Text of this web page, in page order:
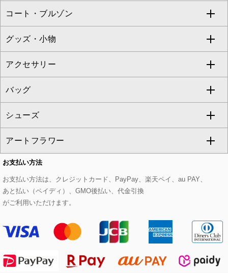
TONEA
al'aise modulation
GEORGES RECH
GIANNI LO GIUDICE
CHRISTIAN AUJARD
CHRISTIAN AUJARD Lサイズ
eur3
Maison de CINQ
MK MICHEL KLEIN BAG
HIROKO KOSHINO
カーディガン
アンサンブルセット
ベスト・ジレ
パーカー
タンクトップ・キャミソール
スウェット・ジャージー
その他のトップス
チュニック
ジャンパースカート
その他のワンピース・ドレス
クロップド・半端丈パンツ
ガウチョ・ワイドパンツ
ハーフ・ショート丈パンツ
サロペット・オールインワン
その他のパンツ
ロング・マキシ丈スカート
ひざ丈スカート
ミモレ丈スカート
ショート・ミニ丈スカート
その他のスカート
すべてのジャケット・スーツ
テーラードジャケット
ノーカラージャケット
セットアップ
セットアップジャケット
セットアップパンツ
セットアップスカート
セットアップワンピース
コート・ブルゾン
すべてのコート・ブルゾン
トレンチコート
ピーコート
ダッフルコート
チェスターコート
モッズコート
ステンカラーコート
ライダースジャケット
デニムジャケット
グッズ・小物
すべてのグッズ・小物
マスク
ストール・マフラー・スヌード
ベルト・サスペンダー
帽子
ヘアアクセサリー
ハンカチ・バンダナ
手袋
アクセサリー
すべてのアクセサリー
ネックレス
ピアス・イヤリング
ブレスレット・バングル
ブローチ・コサージュ
バッグ
すべてのバッグ
トートバッグ
ショルダーバッグ
ボストンバッグ
バックパック・リュック
ボディバッグ・メッセンジャーバッグ
シューズ
すべてのシューズ
パンプス
スニーカー
フラットシューズ
ローファー
アートフラワー
すべてのアートフラワー
ローズ
カサブランカ・カラー
ラナンキュラス
お支払い方法
お支払い方法は、クレジットカード、PayPay、楽天ペイ、au PAY、
あと払い（ペイディ）、GMO後払い、代金引換
がご利用いただけます。